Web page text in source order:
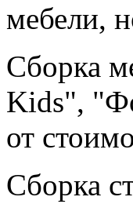
мебели,
Сборка
Kids",
от
Сборка